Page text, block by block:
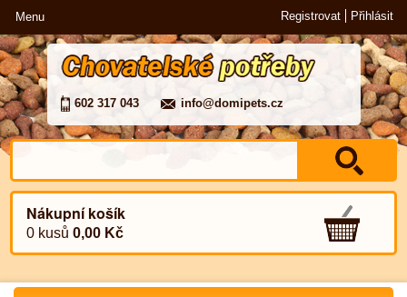
Menu Registrovat Přihlásit
602 317 043 info@domipets.cz
Nákupní košík
0 kusů0,00 Kč